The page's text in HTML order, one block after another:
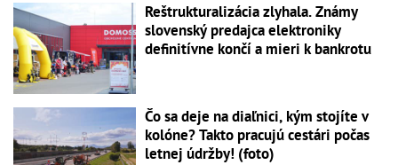
Reštrukturalizácia zlyhala. Známy
slovenský predajca elektroniky
definitívne končí a mieri k bankrotu
Čo sa deje na diaľnici, kým stojíte v
kolóne? Takto pracujú cestári počas
letnej údržby! (foto)